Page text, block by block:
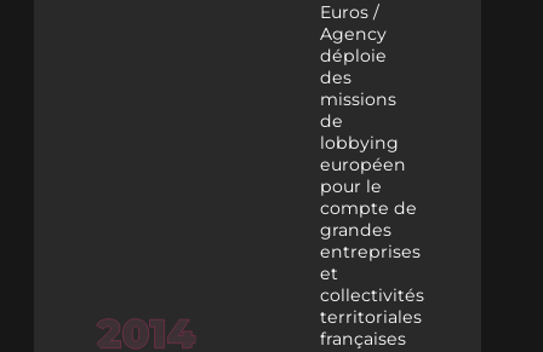
Euros /
Agency
déploie
des
missions
de
lobbying
européen
pour le
compte de
grandes
entreprises
et
collectivités
territoriales
françaises